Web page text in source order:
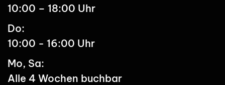
10:00 – 18:00 Uhr
Do:
10:00 - 16:00 Uhr
Mo, Sa:
Alle 4 Wochen buchbar